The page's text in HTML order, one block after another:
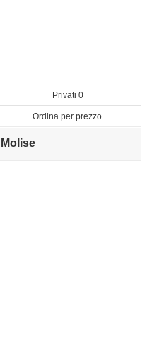
Privati 0
Ordina per prezzo